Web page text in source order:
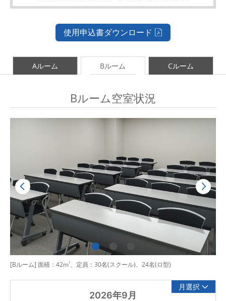
使用申込書ダウンロード
Aルーム Bルーム Cルーム
Bルーム空室状況
[Bルーム] 面積：42m2、定員：30名(スクール)、24名(ロ型)
月選択
2026年9月